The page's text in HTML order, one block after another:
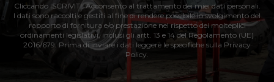
Cliccando ISCRIVITI: Acconsento al trattamento dei miei dati personali.
I dati sono raccolti e gestiti al fine di rendere possibile lo svolgimento del
rapporto di fornitura e/o prestazione nel rispetto dei molteplici
ordinamenti legislativi, inclusi gli artt. 13 e 14 del Regolamento (UE)
2016/679. Prima di inviare i dati leggere le specifiche sulla Privacy
Policy.